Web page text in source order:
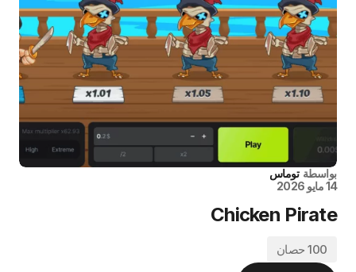
بواسطة توماس
14 مايو 2026
Chicken Pirate
100 حصان